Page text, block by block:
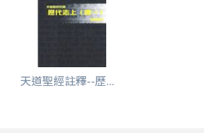
天道聖經註釋--歷...